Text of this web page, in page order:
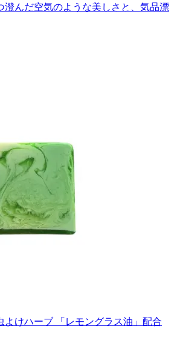
澄んだ空気のような美しさと、気品漂
よけハーブ 「レモングラス油」配合